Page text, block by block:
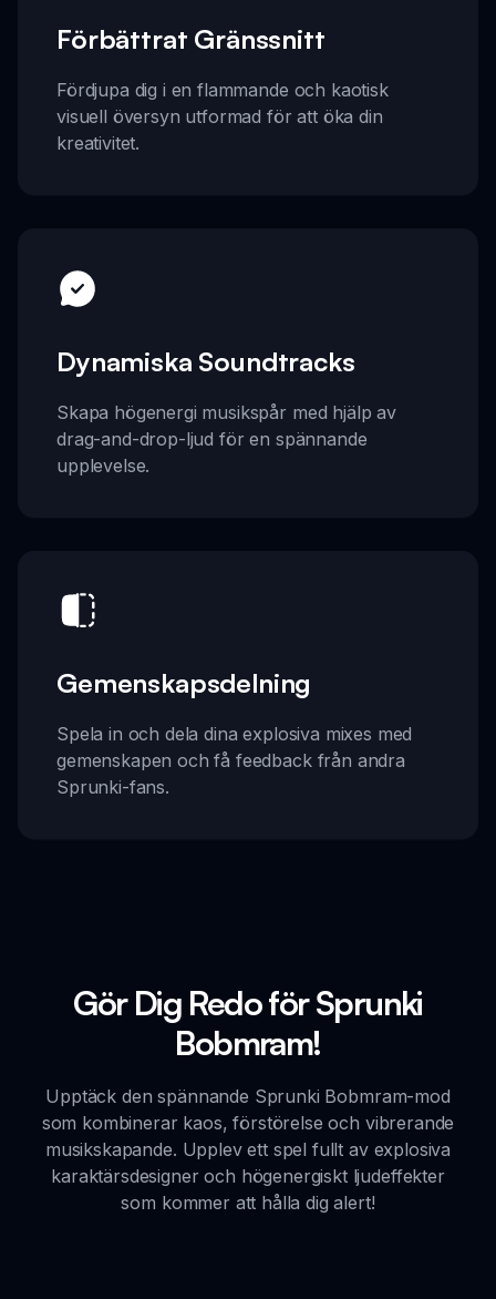
Förbättrat Gränssnitt
Fördjupa dig i en flammande och kaotisk
visuell översyn utformad för att öka din
kreativitet.
Dynamiska Soundtracks
Skapa högenergi musikspår med hjälp av
drag-and-drop-ljud för en spännande
upplevelse.
Gemenskapsdelning
Spela in och dela dina explosiva mixes med
gemenskapen och få feedback från andra
Sprunki-fans.
Gör Dig Redo för Sprunki
Bobmram!
Upptäck den spännande Sprunki Bobmram-mod
som kombinerar kaos, förstörelse och vibrerande
musikskapande. Upplev ett spel fullt av explosiva
karaktärsdesigner och högenergiskt ljudeffekter
som kommer att hålla dig alert!